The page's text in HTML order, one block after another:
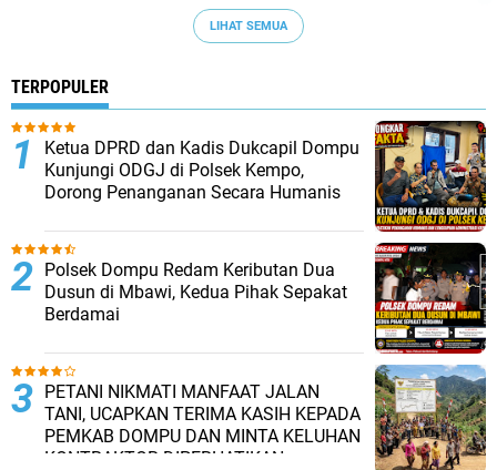
LIHAT SEMUA
TERPOPULER
Ketua DPRD dan Kadis Dukcapil Dompu
Kunjungi ODGJ di Polsek Kempo,
Dorong Penanganan Secara Humanis
Polsek Dompu Redam Keributan Dua
Dusun di Mbawi, Kedua Pihak Sepakat
Berdamai
PETANI NIKMATI MANFAAT JALAN
TANI, UCAPKAN TERIMA KASIH KEPADA
PEMKAB DOMPU DAN MINTA KELUHAN
KONTRAKTOR DIPERHATIKAN.